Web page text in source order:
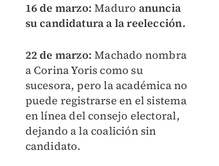
16 de marzo: Maduro anuncia
su candidatura a la reelección.
22 de marzo:Machado nombra
a Corina Yoris como su
sucesora, pero la académica no
puede registrarse en el sistema
en línea del consejo electoral,
dejando a la coalición sin
candidato.